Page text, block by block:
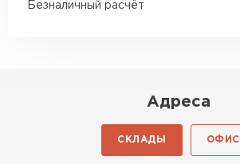
Безналичный расчёт
Адреса
СКЛАДЫ ОФИС